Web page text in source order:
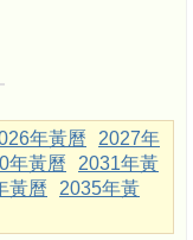
年黃曆
2027年
年黃曆
2031年黃
黃曆
2035年黃